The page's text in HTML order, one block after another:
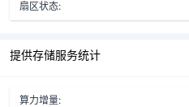
扇区状态:
提供存储服务统计
算力增量: